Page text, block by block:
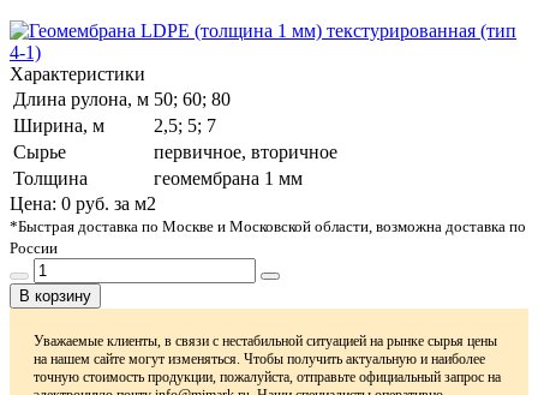
Характеристики
Длина рулона, м 50; 60; 80
Ширина, м
2,5; 5; 7
Сырье
первичное, вторичное
Толщина
геомембрана 1 мм
Цена: 0 руб. за м2
*Быстрая доставка по Москве и Московской области, возможна доставка по
России
В корзину
Уважаемые клиенты, в связи с нестабильной ситуацией на рынке сырья цены
на нашем сайте могут изменяться. Чтобы получить актуальную и наиболее
точную стоимость продукции, пожалуйста, отправьте официальный запрос на